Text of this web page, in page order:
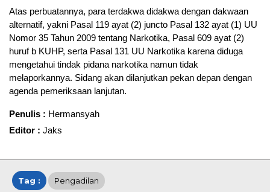
Atas perbuatannya, para terdakwa didakwa dengan dakwaan
alternatif, yakni Pasal 119 ayat (2) juncto Pasal 132 ayat (1) UU
Nomor 35 Tahun 2009 tentang Narkotika, Pasal 609 ayat (2)
huruf b KUHP, serta Pasal 131 UU Narkotika karena diduga
mengetahui tindak pidana narkotika namun tidak
melaporkannya. Sidang akan dilanjutkan pekan depan dengan
agenda pemeriksaan lanjutan.
Penulis : Hermansyah
Editor : Jaks
Tag : Pengadilan